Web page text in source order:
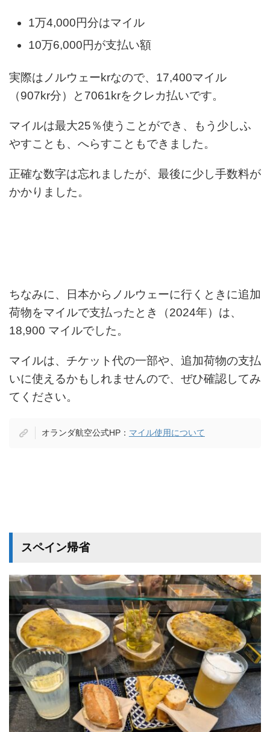
1万4,000円分はマイル
10万6,000円が支払い額
実際はノルウェーkrなので、17,400マイル
（907kr分）と7061krをクレカ払いです。
マイルは最大25％使うことができ、もう少しふ
やすことも、へらすこともできました。
正確な数字は忘れましたが、最後に少し手数料が
かかりました。
ちなみに、日本からノルウェーに行くときに追加
荷物をマイルで支払ったとき（2024年）は、
18,900 マイルでした。
マイルは、チケット代の一部や、追加荷物の支払
いに使えるかもしれませんので、ぜひ確認してみ
てください。
オランダ航空公式HP： マイル使用について
スペイン帰省